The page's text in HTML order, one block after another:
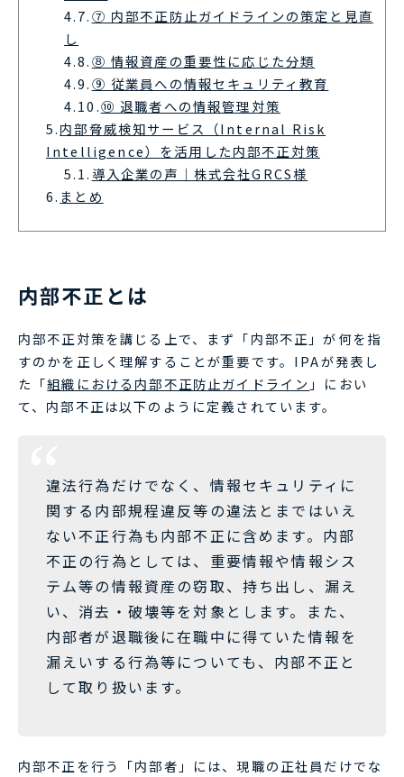
4.7.⑦ 内部不正防止ガイドラインの策定と見直
し
4.8.⑧ 情報資産の重要性に応じた分類
4.9.⑨ 従業員への情報セキュリティ教育
4.10.⑩ 退職者への情報管理対策
5.内部脅威検知サービス（Internal Risk
Intelligence）を活用した内部不正対策
5.1. 導入企業の声｜株式会社GRCS様
6. まとめ
内部不正とは
内部不正対策を講じる上で、まず「内部不正」が何を指
すのかを正しく理解することが重要です。IPAが発表し
た「組織における内部不正防止ガイドライン 」におい
て、内部不正は以下のように定義されています。
違法行為だけでなく、情報セキュリティに
関する内部規程違反等の違法とまではいえ
ない不正行為も内部不正に含めます。内部
不正の行為としては、重要情報や情報シス
テム等の情報資産の窃取、持ち出し、漏え
い、消去・破壊等を対象とします。また、
内部者が退職後に在職中に得ていた情報を
漏えいする行為等についても、内部不正と
して取り扱います。
内部不正を行う「内部者」には、現職の正社員だけでな